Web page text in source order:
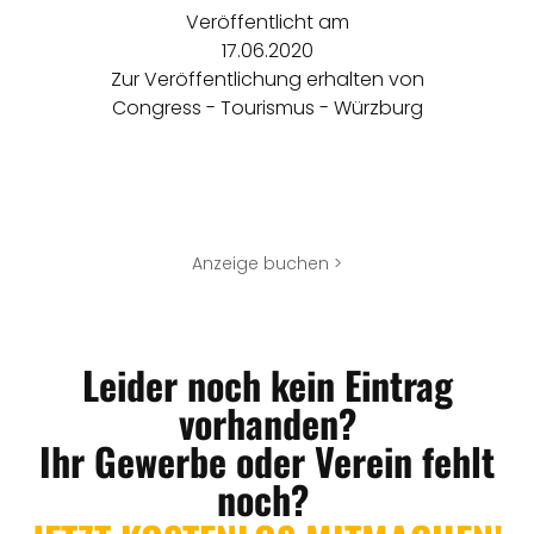
Veröffentlicht am
17.06.2020
Zur Veröffentlichung erhalten von
Congress - Tourismus - Würzburg
Anzeige buchen >
Leider noch kein Eintrag
vorhanden?
Ihr Gewerbe oder Verein fehlt
noch?